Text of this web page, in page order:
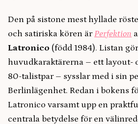
Den på sistone mest hyllade
och satiriska kören ärPerfektion
Latronico (född 1984). Listan
huvudkaraktärerna – ett layout-
80-talistpar – sysslar med i sin
Berlinlägenhet. Redan i bokens
Latronico varsamt upp en
centrala betydelse för en